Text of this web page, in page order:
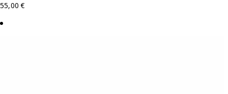
55,00€